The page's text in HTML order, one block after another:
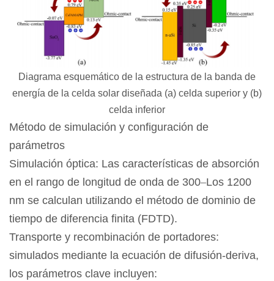
Diagrama esquemático de la estructura de la banda de
energía de la celda solar diseñada (a) celda superior y (b)
celda inferior
Método de simulación y configuración de
parámetros
Simulación óptica: Las características de absorción
en el rango de longitud de onda de 300–Los 1200
nm se calculan utilizando el método de dominio de
tiempo de diferencia finita (FDTD).
Transporte y recombinación de portadores:
simulados mediante la ecuación de difusión-deriva,
los parámetros clave incluyen: